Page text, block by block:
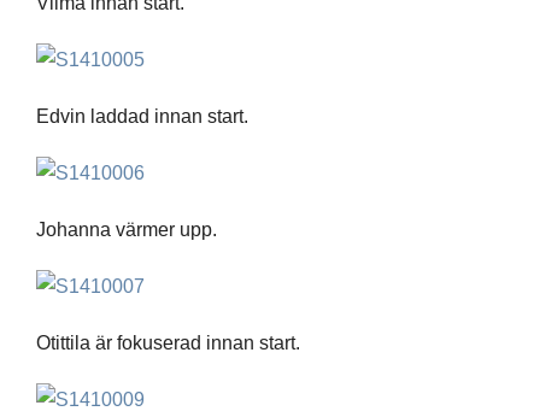
Edvin laddad innan start.
Johanna värmer upp.
Otittila är fokuserad innan start.